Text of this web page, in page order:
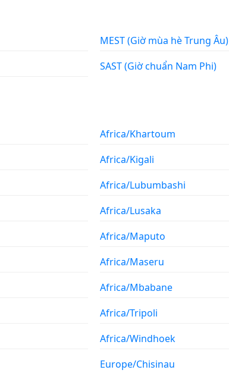
MEST (Giờ mùa hè Trung Âu)
SAST (Giờ chuẩn Nam Phi)
Africa/Khartoum
Africa/Kigali
Africa/Lubumbashi
Africa/Lusaka
Africa/Maputo
Africa/Maseru
Africa/Mbabane
Africa/Tripoli
Africa/Windhoek
Europe/Chisinau